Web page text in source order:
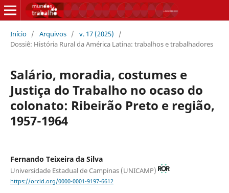
Início / Arquivos / v. 17 (2025)
/
Dossiê: História Rural da América Latina: trabalhos e trabalhadores
Salário, moradia, costumes e
Justiça do Trabalho no ocaso do
colonato: Ribeirão Preto e região,
1957-1964
Fernando Teixeira da Silva
Universidade Estadual de Campinas (UNICAMP)
https://orcid.org/0000-0001-9197-6612